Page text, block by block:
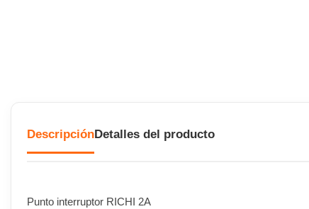
DescripciónDetalles del producto
Punto interruptor RICHI 2A